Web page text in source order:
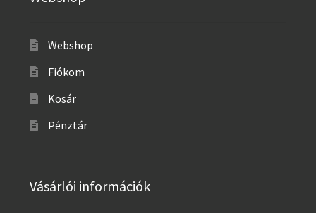
Webshop
Fiókom
Kosár
Pénztár
Vásárlói információk